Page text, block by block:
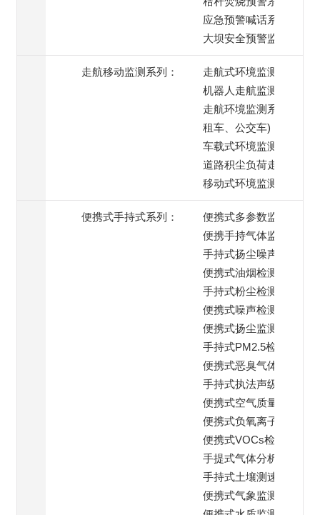
应急预警喊话系统
大坝安全预警监测
走航移动监测系列：
走航式环境监测系统
机器人走航监测系统
走航环境监测系统(出
租车、公交车)
车载式环境监测系统
道路积尘负荷走航监测
移动式环境监测系统
便携式手持式系列：
便携式多参数监测仪
便携手持气体监测仪
手持式扬尘噪声监测仪
便携式油烟检测仪
手持式粉尘检测仪
便携式噪声检测仪
便携式扬尘监测仪
手持式PM2.5检测仪
便携式恶臭气体检测仪
手持式执法声级计
便携式空气质量监测仪
便携式负氧离子检测仪
便携式VOCs检测仪
手提式气体分析仪
手持式土壤测速仪
便携式气象监测仪